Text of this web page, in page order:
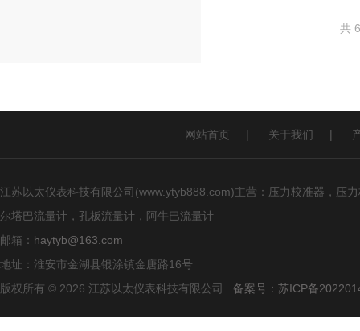
共
网站首页 | 关于我们 |
江苏以太仪表科技有限公司(www.ytyb888.com)主营：压力校准器，压
尔塔巴流量计，孔板流量计，阿牛巴流量计
邮箱： haytyb@163.com
地址：淮安市金湖县银涂镇金唐路16号
版权所有 © 2026 江苏以太仪表科技有限公司 备案号：苏ICP备